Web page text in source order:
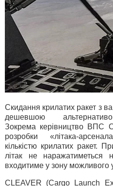
Скидання крилатих ракет з
дешевшою
Зокрема керівництво ВПС
розробки «літака-
кількістю крилатих ракет.
літак не наражатиметься
входитиме у зону можливого
CLEAVER (Cargo Launch